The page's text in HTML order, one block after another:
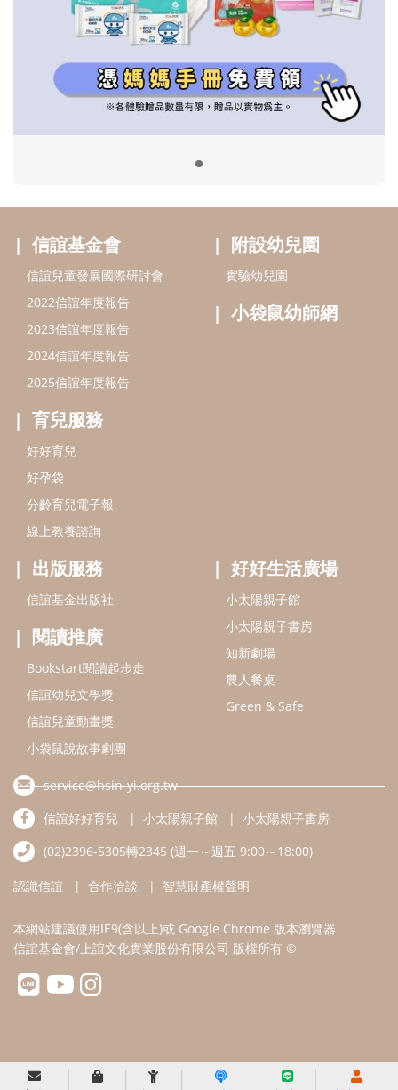
信誼基金會
2022信誼年度報告
2023信誼年度報告
2024信誼年度報告
好孕袋
分齡育兒電子報
線上教養諮詢
附設幼兒園
小袋鼠幼師網
出版服務
信誼基金出版社
閱讀推廣
Bookstart閱讀起步走
信誼幼兒文學獎
信誼兒童動畫獎
小袋鼠說故事劇團
service@hsin-yi.org.tw
信誼好好育兒
小太陽親子書房
(02)2396-5305轉2345 (週一～週五 9:00～18:00)
認識信誼 合作洽談 智慧財產權聲明
本網站建議使用IE9(含以上)或 Google Chrome 版本瀏覽器
信誼基金會/上誼文化實業股份有限公司 版權所有 ©